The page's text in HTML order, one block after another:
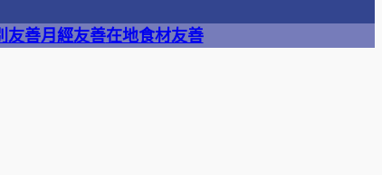
友善月經友善在地食材友善